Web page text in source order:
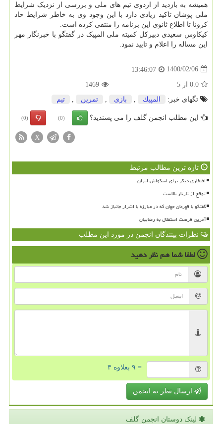
همیشه به بازدید از اردوی تیم های ملی و بررسی از نزدیک شرایط
ملی پوشان تاکید زیادی دارد با این وجود وی به خاطر شرایط حاد
کرونا تا اطلاع ثانوی این برنامه را منتفی کرده است.
کیکاوس سعیدی دبیرکل کمیته ملی المپیک در گفتگو با خبرنگار مهر
این مساله را اعلام و تایید نمود.
1400/02/06
13:46:07
0.0 از 5
1469
تگهای خبر:
المپیك بازی تمرین تیم
این مطلب انجمن گلف را می پسندید؟ (0)
(0)
X
تازه ترین مطالب مرتبط
افتخاری دیگر برای اسکواش ایران
توقع از تارتار بالاست
گفتگو با قهرمان جهان که در مبارزه با اشرار جانباز شد
آخرین فرصت استقلال به رضاییان
نظرات بینندگان انجمن در مورد این مطلب
لطفا شما همنظر دهید
= ۹ بعلاوه ۳
ارسال نظر به انجمن
لینک دوستان انجمن گلف